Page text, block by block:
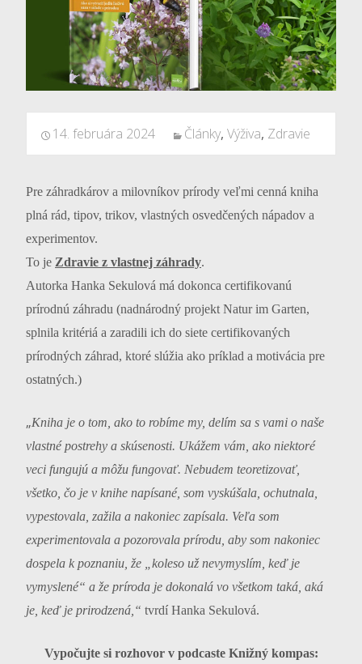
14. februára 2024 Články, Výživa, Zdravie
Pre záhradkárov a milovníkov prírody veľmi cenná kniha
plná rád, tipov, trikov, vlastných osvedčených nápadov a
experimentov.
To je Zdravie z vlastnej záhrady.
Autorka Hanka Sekulová má dokonca certifikovanú
prírodnú záhradu (nadnárodný projekt Natur im Garten,
splnila kritériá a zaradili ich do siete certifikovaných
prírodných záhrad, ktoré slúžia ako príklad a motivácia pre
ostatných.)
„Kniha je o tom, ako to robíme my, delím sa s vami o naše
vlastné postrehy a skúsenosti. Ukážem vám, ako niektoré
veci fungujú a môžu fungovať. Nebudem teoretizovať,
všetko, čo je v knihe napísané, som vyskúšala, ochutnala,
vypestovala, zažila a nakoniec zapísala. Veľa som
experimentovala a pozorovala prírodu, aby som nakoniec
dospela k poznaniu, že „koleso už nevymyslím, keď je
vymyslené“ a že príroda je dokonalá vo všetkom taká, aká
je, keď je prirodzená,“ tvrdí Hanka Sekulová.
Vypočujte si rozhovor v podcaste Knižný kompas: